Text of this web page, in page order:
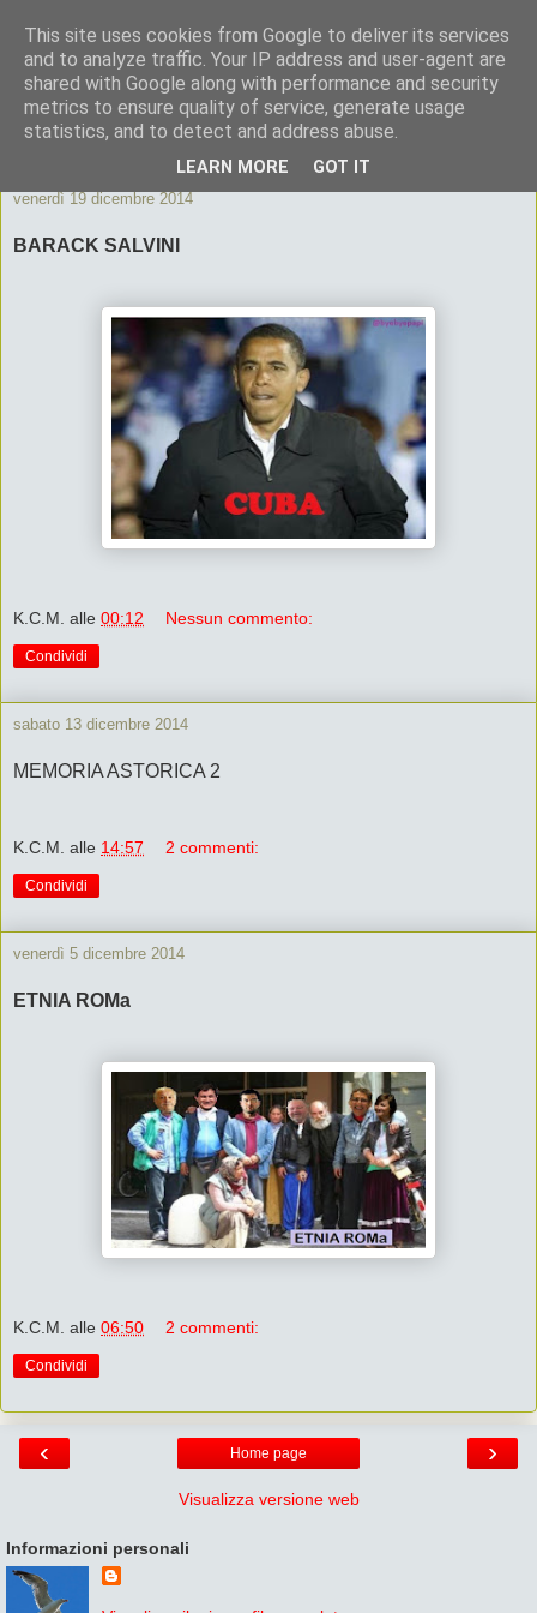
ByeByePapi
Cronache dall'Italia migliore
venerdì 19 dicembre 2014
BARACK SALVINI
K.C.M. alle 00:12 Nessun commento:
Condividi
sabato 13 dicembre 2014
MEMORIA ASTORICA 2
K.C.M. alle 14:57 2 commenti:
Condividi
venerdì 5 dicembre 2014
ETNIA ROMa
K.C.M. alle 06:50 2 commenti:
Condividi
‹ ›
Home page
Visualizza versione web
Informazioni personali
This site uses cookies from Google to deliver its services
and to analyze traffic. Your IP address and user-agent are
shared with Google along with performance and security
metrics to ensure quality of service, generate usage
statistics, and to detect and address abuse.
LEARN MORE GOT IT